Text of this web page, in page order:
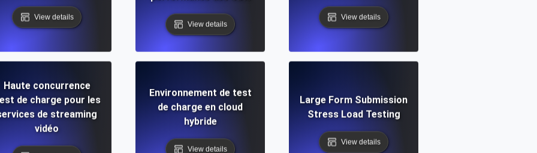
View details
View details
View details
Haute concurrence
de charge pour les
de streaming
vidéo
Environnement de test
de charge en cloud
hybride
View details
Large Form Submission
Stress Load Testing
View details